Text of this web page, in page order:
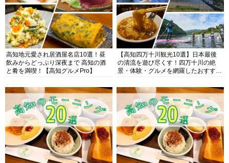
高知地元愛され居酒屋名店10選！昼
飲みからどっぷり深夜まで 高知の酒
と肴を満喫！【高知グルメPro】
【高知四万十川観光10選】日本最後
の清流を遊び尽くす！四万十川の絶
景・体験・グルメを網羅したおすすめ